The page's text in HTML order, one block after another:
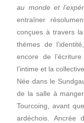
au monde et
entraîner
conçues à travers
thèmes de
encore de
l’intime et la collective.
Née dans le
de la salle à
Tourcoing, avant
ardéchois. Ancrée